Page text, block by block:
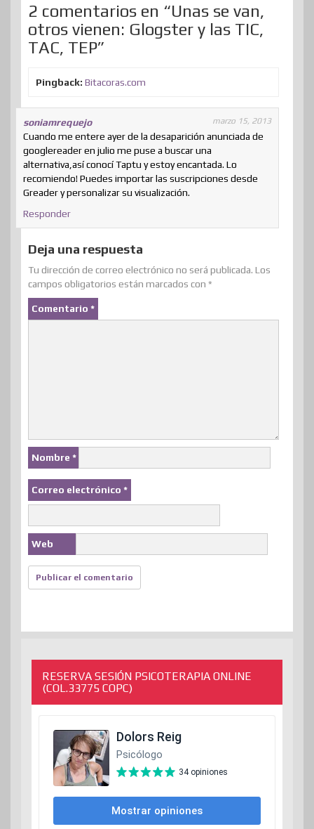
2 comentarios en “Unas se van,
otros vienen: Glogster y las TIC,
TAC, TEP”
Pingback: Bitacoras.com
soniamrequejo marzo 15, 2013
Cuando me entere ayer de la desaparición anunciada de
googlereader en julio me puse a buscar una
alternativa,así conocí Taptu y estoy encantada. Lo
recomiendo! Puedes importar las suscripciones desde
Greader y personalizar su visualización.
Responder
Deja una respuesta
Tu dirección de correo electrónico no será publicada. Los
campos obligatorios están marcados con *
Comentario *
Nombre *
Correo electrónico *
Web
RESERVA SESIÓN PSICOTERAPIA ONLINE
(COL.33775 COPC)